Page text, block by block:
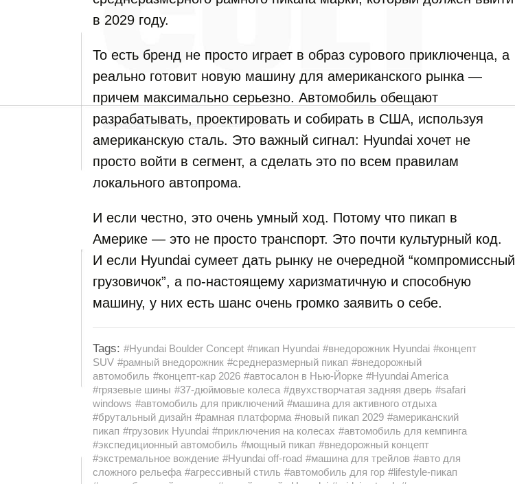
в 2029 году.
То есть бренд не просто играет в образ сурового приключенца, а
реально готовит новую машину для американского рынка —
причем максимально серьезно. Автомобиль обещают
разрабатывать, проектировать и собирать в США, используя
американскую сталь. Это важный сигнал: Hyundai хочет не
просто войти в сегмент, а сделать это по всем правилам
локального автопрома.
И если честно, это очень умный ход. Потому что пикап в
Америке — это не просто транспорт. Это почти культурный код.
И если Hyundai сумеет дать рынку не очередной “компромиссный
грузовичок”, а по-настоящему харизматичную и способную
машину, у них есть шанс очень громко заявить о себе.
Tags: #Hyundai Boulder Concept #пикап Hyundai #внедорожник Hyundai #концепт
SUV #рамный внедорожник #среднеразмерный пикап #внедорожный
автомобиль #концепт-кар 2026 #автосалон в Нью-Йорке #Hyundai America
#грязевые шины #37-дюймовые колеса #двухстворчатая задняя дверь #safari
windows #автомобиль для приключений #машина для активного отдыха
#брутальный дизайн #рамная платформа #новый пикап 2029 #американский
пикап #грузовик Hyundai #приключения на колесах #автомобиль для кемпинга
#экспедиционный автомобиль #мощный пикап #внедорожный концепт
#экстремальное вождение #Hyundai off-road #машина для трейлов #авто для
сложного рельефа #агрессивный стиль #автомобиль для гор #lifestyle-пикап